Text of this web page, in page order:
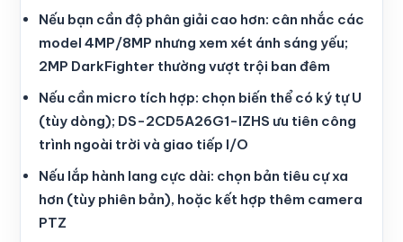
Nếu bạn cần độ phân giải cao hơn: cân nhắc các
model 4MP/8MP nhưng xem xét ánh sáng yếu;
2MP DarkFighter thường vượt trội ban đêm
Nếu cần micro tích hợp: chọn biến thể có ký tự U
(tùy dòng); DS-2CD5A26G1-IZHS ưu tiên công
trình ngoài trời và giao tiếp I/O
Nếu lắp hành lang cực dài: chọn bản tiêu cự xa
hơn (tùy phiên bản), hoặc kết hợp thêm camera
PTZ